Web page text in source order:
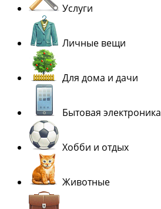
Услуги
Личные вещи
Для дома и дачи
Бытовая электроника
Хобби и отдых
Животные